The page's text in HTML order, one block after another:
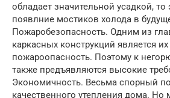
обладает значительной усадкой, то
появлние мостиков холода в
Пожаробезопасность. Одним из
каркасных конструкций является
пожароопасность. Поэтому к
также предъявляются высокие
Экономичность. Весьма спорный
качественного утепления дома. Но